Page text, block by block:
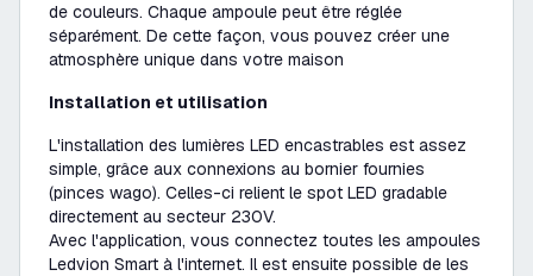
de couleurs. Chaque ampoule peut être réglée
séparément. De cette façon, vous pouvez créer une
atmosphère unique dans votre maison
Installation et utilisation
L'installation des lumières LED encastrables est assez
simple, grâce aux connexions au bornier fournies
(pinces wago). Celles-ci relient le spot LED gradable
directement au secteur 230V.
Avec l'application, vous connectez toutes les ampoules
Ledvion Smart à l'internet. Il est ensuite possible de les